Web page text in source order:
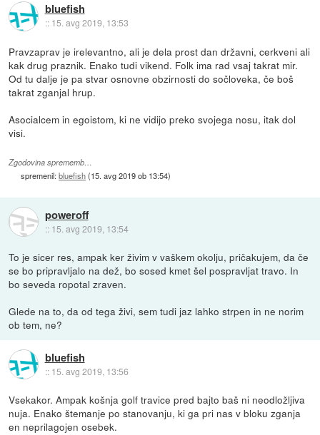
bluefish
:: 15. avg 2019, 13:53
Pravzaprav je irelevantno, ali je dela prost dan državni, cerkveni ali
kak drug praznik. Enako tudi vikend. Folk ima rad vsaj takrat mir.
Od tu dalje je pa stvar osnovne obzirnosti do sočloveka, če boš
takrat zganjal hrup.
Asocialcem in egoistom, ki ne vidijo preko svojega nosu, itak dol
visi.
Zgodovina sprememb…
spremenil:bluefish(15. avg 2019 ob 13:54)
poweroff
:: 15. avg 2019, 13:54
To je sicer res, ampak ker živim v vaškem okolju, pričakujem, da če
se bo pripravljalo na dež, bo sosed kmet šel pospravljat travo. In
bo seveda ropotal zraven.
Glede na to, da od tega živi, sem tudi jaz lahko strpen in ne norim
ob tem, ne?
bluefish
:: 15. avg 2019, 13:56
Vsekakor. Ampak košnja golf travice pred bajto baš ni neodložljiva
nuja. Enako štemanje po stanovanju, ki ga pri nas v bloku zganja
en neprilagojen osebek.